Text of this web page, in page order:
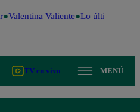
Valentina Valiente Lo último
TV en vivo MENÚ